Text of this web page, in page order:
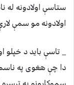
ستاسې اولادونه له
اولادونه مو سمې
_ تاسې باید د خپلو
دا چې هغوی په